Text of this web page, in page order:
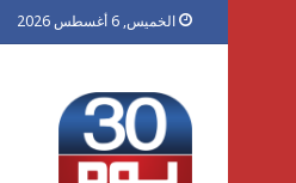
الخميس, 6 أغسطس 2026